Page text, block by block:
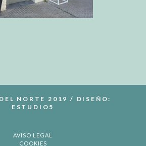
NORTE 2019 / DISEÑO:
ESTUDIO5
AVISO LEGAL
COOKIES